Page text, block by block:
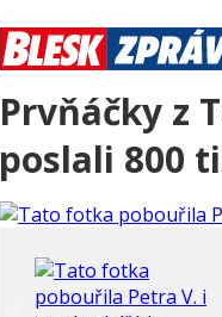
Prvňáčky z
poslali 800